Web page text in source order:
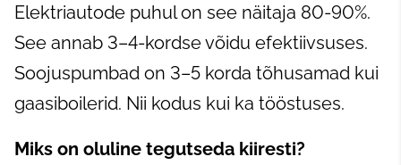
Elektriautode puhul on see näitaja 80-90%.
See annab 3–4-kordse võidu efektiivsuses.
Soojuspumbad on 3–5 korda tõhusamad kui
gaasiboilerid. Nii kodus kui ka tööstuses.
Miks on oluline tegutseda kiiresti?